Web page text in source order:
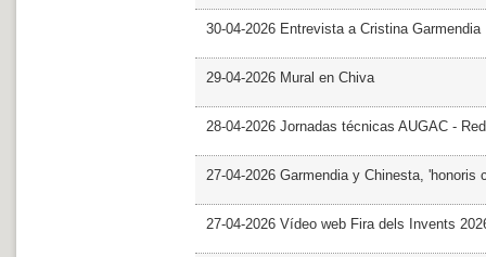
30-04-2026 Entrevista a Cristina Garmendia
29-04-2026 Mural en Chiva
28-04-2026 Jornadas técnicas AUGAC -
27-04-2026 Garmendia y Chinesta, 'honoris
27-04-2026 Vídeo web Fira dels Invents